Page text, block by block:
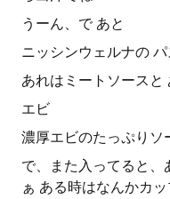
うーん、で あと
ニッシンウェルナの
あれはミートソースと
エビ
濃厚エビのたっぷりソ
で、また入ってると、
ぁ ある時はなんかカ